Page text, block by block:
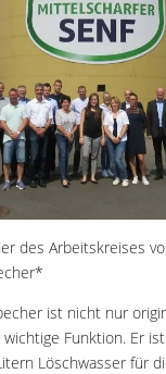
des Arbeitskreises
ist nicht nur
Funktion. Er
Löschwasser für